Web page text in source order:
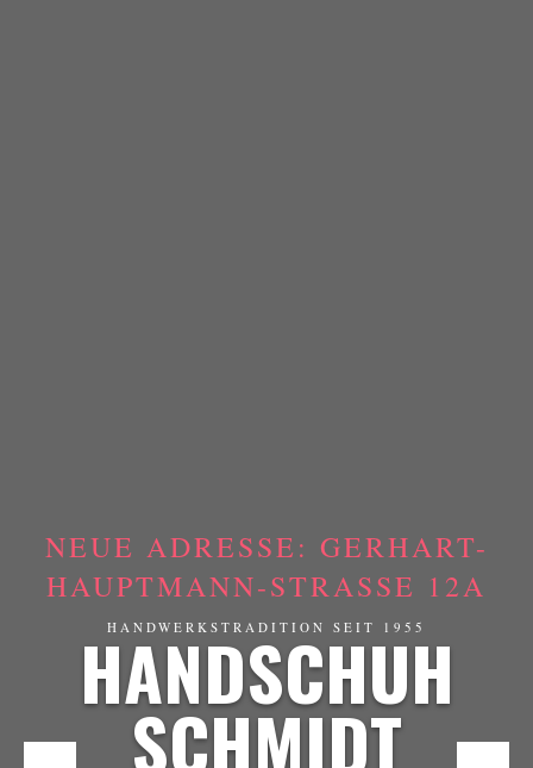
NEUE ADRESSE: GERHART-
HAUPTMANN-STRASSE 12A
HANDWERKSTRADITION SEIT 1955
HANDSCHUH
SCHMIDT